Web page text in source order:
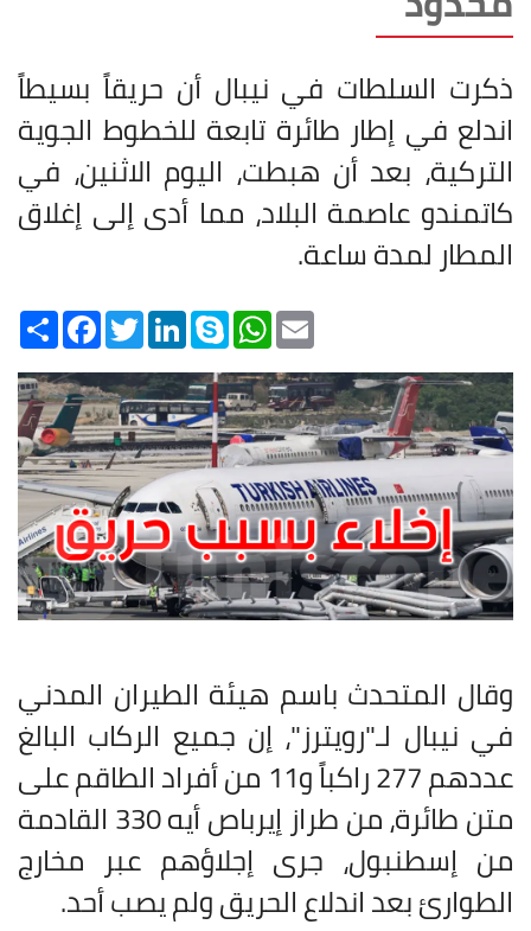
ذكرت السلطات في نيبال أن حريقاً بسيطاً
اندلع في إطار طائرة تابعة للخطوط الجوية
التركية، بعد أن هبطت، اليوم الاثنين، في
كاتمندو عاصمة البلاد، مما أدى إلى إغلاق
المطار لمدة ساعة.
Share
FacebookTwitterLinkedInSkype
WhatsAppEmail
وقال المتحدث باسم هيئة الطيران المدني
في نيبال لـ"رويترز"، إن جميع الركاب البالغ
عددهم 277 راكباً و11 من أفراد الطاقم على
متن طائرة، من طراز إيرباص أيه 330 القادمة
من إسطنبول، جرى إجلاؤهم عبر مخارج
الطوارئ بعد اندلاع الحريق ولم يصب أحد.